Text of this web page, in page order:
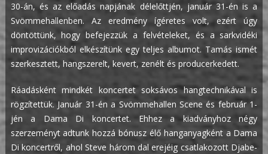
30-án, és az előadás napjának délelőttjén, január 31-én is a
Svömmehallenben. Az eredmény ígéretes volt, ezért úgy
döntöttünk, hogy befejezzük a felvételeket, és a sarkvidéki
improvizációkból elkészítünk egy teljes albumot. Tamás ismét
szerkesztett, hangszerelt, kevert, zenélt és producerkedett.
Ráadásként mindkét koncertet soksávos hangtechnikával is
rögzítettük. Január 31-én a Svömmehallen Scene és február 1-
jén a Dama Di koncertet. Ehhez a kiadványhoz négy
szerzeményt adtunk hozzá bónusz élő hanganyagként a Dama
Di koncertről, ahol Steve három dal erejéig csatlakozott Djabe-